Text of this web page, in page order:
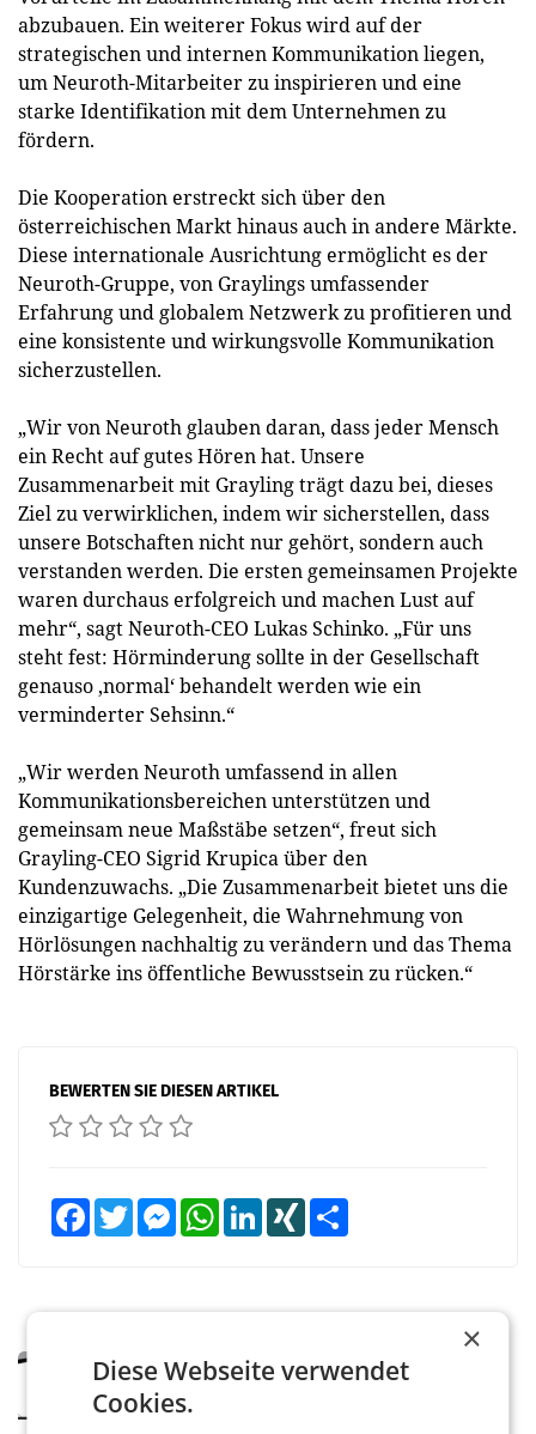
abzubauen. Ein weiterer Fokus wird auf der
strategischen und internen Kommunikation liegen,
um Neuroth-Mitarbeiter zu inspirieren und eine
starke Identifikation mit dem Unternehmen zu
fördern.
Die Kooperation erstreckt sich über den
österreichischen Markt hinaus auch in andere Märkte.
Diese internationale Ausrichtung ermöglicht es der
Neuroth-Gruppe, von Graylings umfassender
Erfahrung und globalem Netzwerk zu profitieren und
eine konsistente und wirkungsvolle Kommunikation
sicherzustellen.
„Wir von Neuroth glauben daran, dass jeder Mensch
ein Recht auf gutes Hören hat. Unsere
Zusammenarbeit mit Grayling trägt dazu bei, dieses
Ziel zu verwirklichen, indem wir sicherstellen, dass
unsere Botschaften nicht nur gehört, sondern auch
verstanden werden. Die ersten gemeinsamen Projekte
waren durchaus erfolgreich und machen Lust auf
mehr“, sagt Neuroth-CEO Lukas Schinko. „Für uns
steht fest: Hörminderung sollte in der Gesellschaft
genauso ‚normal‘ behandelt werden wie ein
verminderter Sehsinn.“
„Wir werden Neuroth umfassend in allen
Kommunikationsbereichen unterstützen und
gemeinsam neue Maßstäbe setzen“, freut sich
Grayling-CEO Sigrid Krupica über den
Kundenzuwachs. „Die Zusammenarbeit bietet uns die
einzigartige Gelegenheit, die Wahrnehmung von
Hörlösungen nachhaltig zu verändern und das Thema
Hörstärke ins öffentliche Bewusstsein zu rücken.“
BEWERTEN SIE DIESEN ARTIKEL
FacebookTwitter MessengerWhatsAppLinkedInXING
MARKETING & MEDIA
Pilnacek-U-Ausschuss - Presserat
fordert sensible Berichterstattung
×
Diese Webseite verwendet
Cookies.